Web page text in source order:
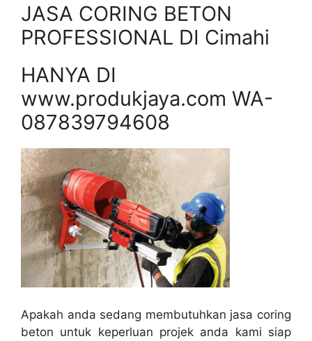
JASA CORING BETON
PROFESSIONAL DI Cimahi
HANYA DI
www.produkjaya.com WA-
087839794608
Apakah anda sedang membutuhkan jasa coring
beton untuk keperluan projek anda kami siap